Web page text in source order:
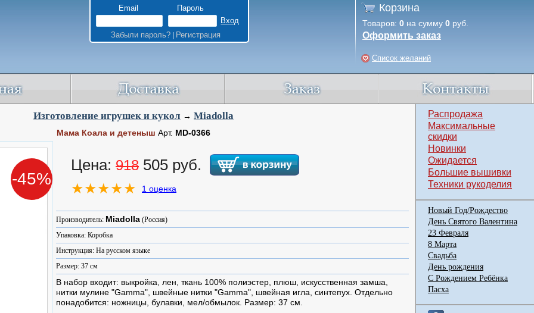
Email Пароль
Забыли пароль?| Регистрация
Корзина
Товаров: 0 на сумму 0 руб.
Оформить заказ
Список желаний
Изготовление игрушек и кукол → Miadolla
Мама Коала и детеныш Арт. MD-0366
-45%
Цена: 918 505 руб.
1 оценка
Производитель: Miadolla (Россия)
Упаковка: Коробка
Инструкция: На русском языке
Размер: 37 см
В набор входит: выкройка, лен, ткань 100% полиэстер, плюш, искусственная замша,
нитки мулине "Gamma", швейные нитки "Gamma", швейная игла, синтепух. Отдельно
понадобится: ножницы, булавки, мел/обмылок. Размер: 37 см.
Распродажа
Максимальные
скидки
Новинки
Ожидается
Большие вышивки
Техники рукоделия
Новый Год/Рождество
День Святого Валентина
23 Февраля
8 Марта
Свадьба
День рождения
С Рождением Ребёнка
Пасха